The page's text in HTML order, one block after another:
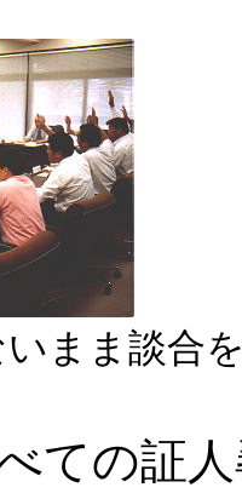
まま談合
ての証